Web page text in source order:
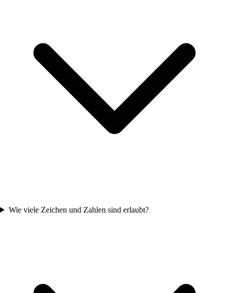
Wie viele Zeichen und Zahlen sind erlaubt?